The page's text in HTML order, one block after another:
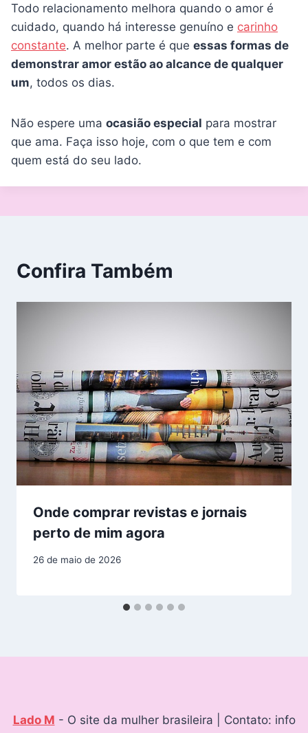
Todo relacionamento melhora quando o amor é
cuidado, quando há interesse genuíno e carinho
constante. A melhor parte é que essas formas de
demonstrar amor estão ao alcance de qualquer
um, todos os dias.
Não espere uma ocasião especial para mostrar
que ama. Faça isso hoje, com o que tem e com
quem está do seu lado.
Confira Também
Onde comprar revistas e jornais
perto de mim agora
26 de maio de 2026
Lado M - O site da mulher brasileira | Contato: info